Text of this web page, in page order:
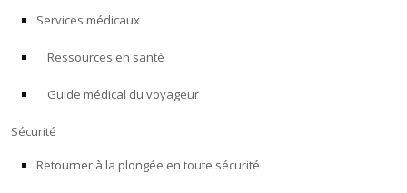
Alert Diver
PROGRAMMES POUR LES PROFESSIONNELS
À PROPOS
Services médicaux
Ressources en santé
Guide médical du voyageur
Sécurité
Retourner à la plongée en toute sécurité